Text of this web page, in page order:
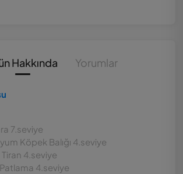
Hakkında Yorumlar
7.seviye
Köpek Balığı 4.seviye
4.seviye
4.seviye